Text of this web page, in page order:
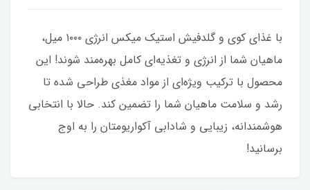
با غذای کوی و گلدفیش استیک میکس انرژی ۱۰۰۰ میل،
ماهیان شما از انرژی و تغذیه‌ای کامل بهره‌مند شوند! این
محصول با ترکیب ویژه‌ای از مواد مغذی طراحی شده تا
رشد و سلامت ماهیان شما را تضمین کند. حالا با انتخابی
هوشمندانه، زیبایی و شادابی آکواریومتان را به اوج
برسانید!